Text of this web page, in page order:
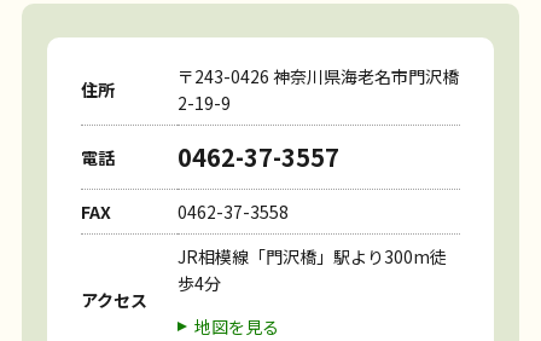
住所
〒243-0426 神奈川県海老名市門沢橋
2-19-9
電話 0462-37-3557
FAX 0462-37-3558
アクセス
JR相模線「門沢橋」駅より300m徒
歩4分
地図を見る